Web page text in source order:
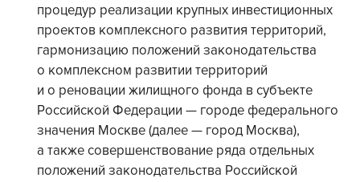
процедур реализации крупных инвестиционных
проектов комплексного развития территорий,
гармонизацию положений законодательства
о комплексном развитии территорий
и о реновации жилищного фонда в субъекте
Российской Федерации — городе федерального
значения Москве (далее — город Москва),
а также совершенствование ряда отдельных
положений законодательства Российской